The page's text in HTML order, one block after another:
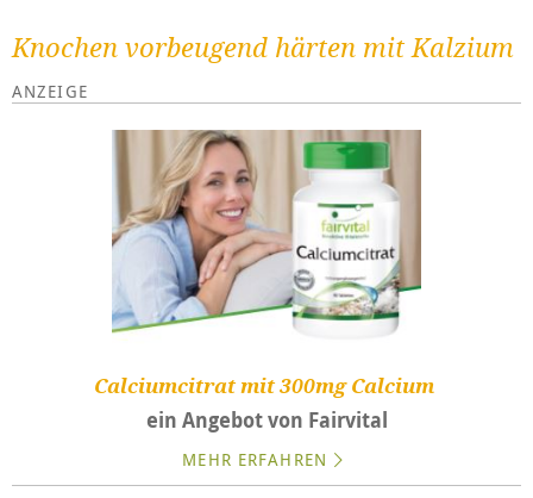
Knochen vorbeugend härten mit Kalzium
Calciumcitrat mit 300mg Calcium
ein Angebot von Fairvital
MEHR ERFAHREN